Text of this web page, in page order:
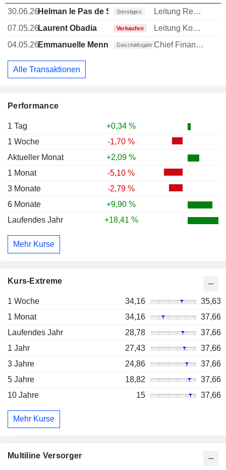
Performance
1 Tag
+0,34 %
1 Woche
-1,70 %
Aktueller Monat
+2,09 %
1 Monat
-5,10 %
3 Monate
-2,79 %
6 Monate
+9,90 %
Laufendes Jahr
+18,41 %
Mehr Kurse
Kurs-Extreme
1 Woche 34,16
35,63
1 Monat
34,16
37,66
Laufendes Jahr
28,78
37,66
1 Jahr
27,43
37,66
3 Jahre
24,86
37,66
5 Jahre
18,82
37,66
10 Jahre
15 37,66
Mehr Kurse
30.06.26Helman le Pas de Sécheval
Sonstiges
Leitung Rechtsabteilung
07.05.26Laurent Obadia Verkaufen
Leitung Kommunikation
04.05.26Emmanuelle MenningGeschäftsjahr Chief Financial Officer (CFO)
Alle Transaktionen
Multiline Versorger